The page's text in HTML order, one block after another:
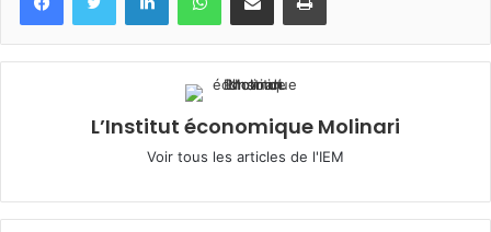
L’Institut économique Molinari
Voir tous les articles de l'IEM